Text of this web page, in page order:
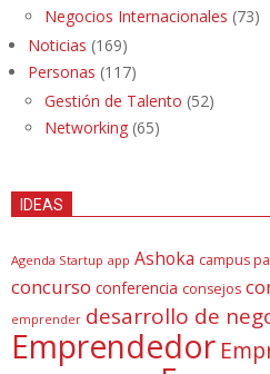
Negocios Internacionales (73)
Noticias (169)
Personas (117)
Gestión de Talento (52)
Networking (65)
IDEAS
Agenda Startup app Ashoka campus
concurso conferencia consejos
emprender desarrollo de
Emprendedor